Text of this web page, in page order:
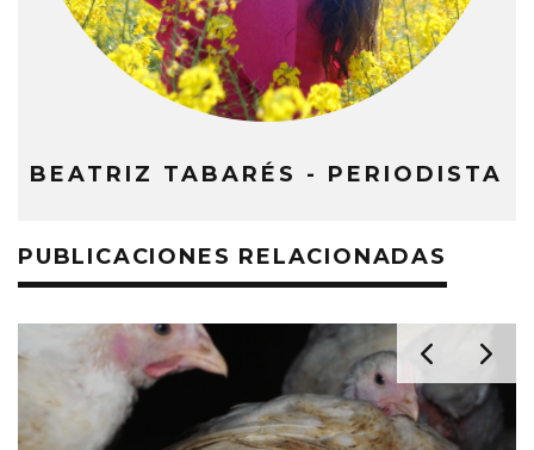
BEATRIZ TABARÉS - PERIODISTA
PUBLICACIONES RELACIONADAS